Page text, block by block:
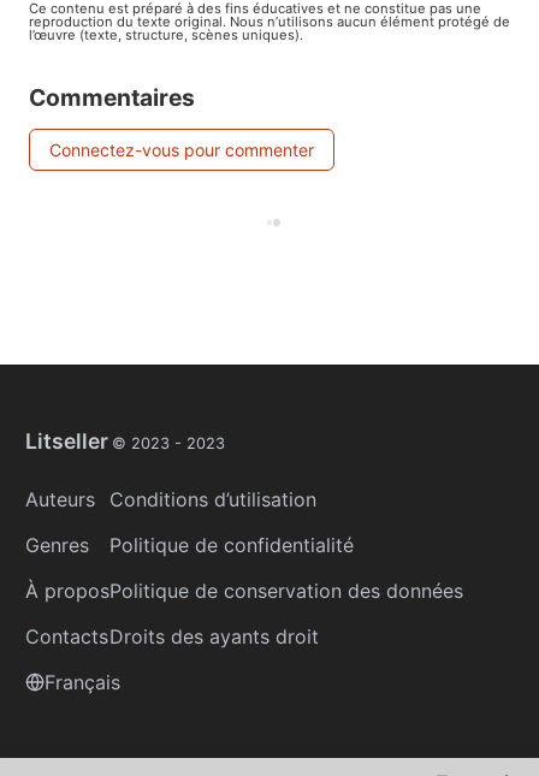
Ce contenu est préparé à des fins éducatives et ne constitue pas une
reproduction du texte original. Nous n’utilisons aucun élément protégé de
l’œuvre (texte, structure, scènes uniques).
Commentaires
Connectez-vous pour commenter
Litseller © 2023 - 2023
Auteurs
Genres
À propos
Contacts
Conditions d’utilisation
Politique de confidentialité
Politique de conservation des données
Droits des ayants droit
Français